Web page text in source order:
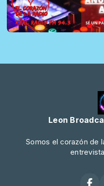
Leon
Somos el corazón de